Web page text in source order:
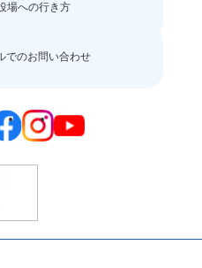
場への行き方
でのお問い合わせ